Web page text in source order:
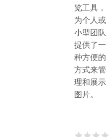
览工具，
为个人或
小型团队
提供了一
种方便的
方式来管
理和展示
图片。